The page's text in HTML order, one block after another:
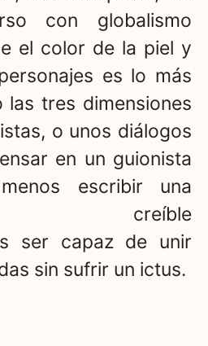
con globalismo
el color de la piel y
es lo más
tres dimensiones
o unos diálogos
en un guionista
escribir una
creíble
ser capaz de unir
sin sufrir un ictus.